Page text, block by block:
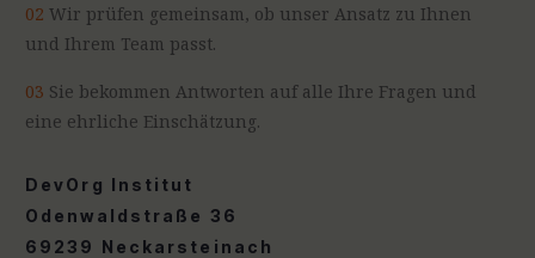
02 Wir prüfen gemeinsam, ob unser Ansatz zu Ihnen
und Ihrem Team passt.
03 Sie bekommen Antworten auf alle Ihre Fragen und
eine ehrliche Einschätzung.
DevOrg Institut
Odenwaldstraße 36
69239 Neckarsteinach